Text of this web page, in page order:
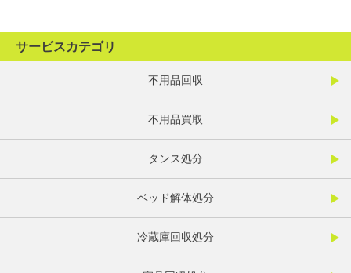
サービスカテゴリ
不用品回収
不用品買取
タンス処分
ベッド解体処分
冷蔵庫回収処分